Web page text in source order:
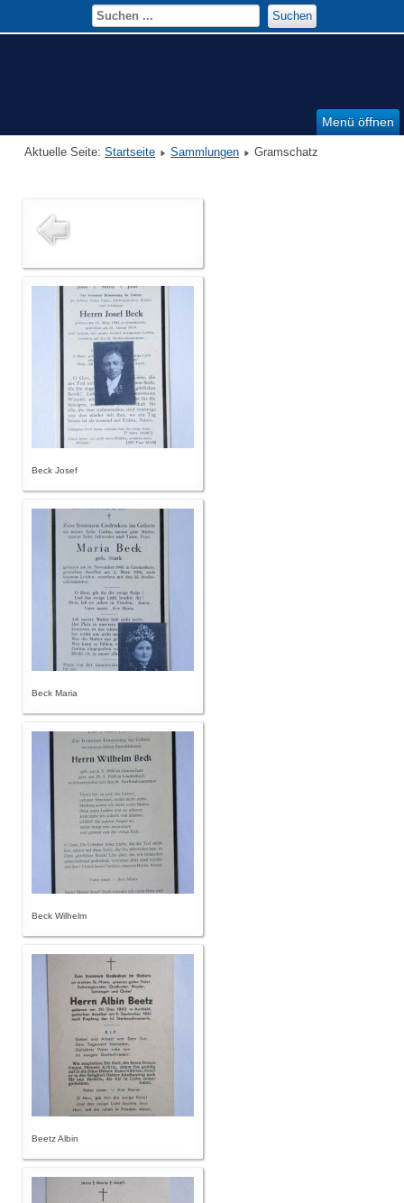
Menü öffnen
Suchen
Aktuelle Seite: Startseite Sammlungen Gramschatz
Beck Josef
Beck Maria
Beck Wilhelm
Beetz Albin